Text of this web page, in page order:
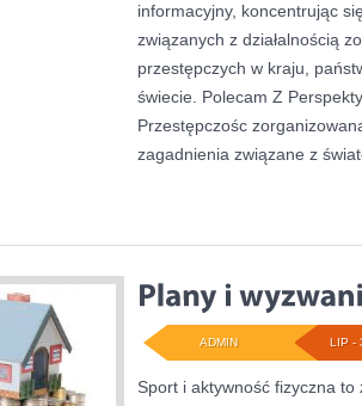
informacyjny, koncentrując
związanych z działalnością
przestępczych w kraju,
świecie. Polecam Z
Przestępczośc
zagadnienia związane z
LIP -
ADMIN
Sport i aktywność fizyczna